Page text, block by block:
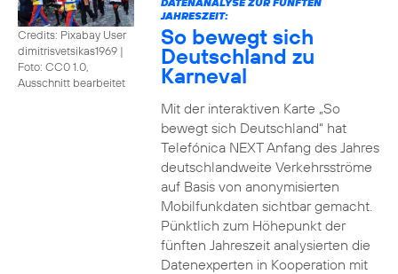
Credits: Pixabay User
dimitrisvetsikas1969 |
Foto: CC0 1.0,
Ausschnitt bearbeitet
JAHRESZEIT:
So bewegt sich
Deutschland zu
Karneval
Mit der interaktiven Karte „So
bewegt sich Deutschland“ hat
Telefónica NEXT Anfang des Jahres
deutschlandweite Verkehrsströme
auf Basis von anonymisierten
Mobilfunkdaten sichtbar gemacht.
Pünktlich zum Höhepunkt der
fünften Jahreszeit analysierten die
Datenexperten in Kooperation mit